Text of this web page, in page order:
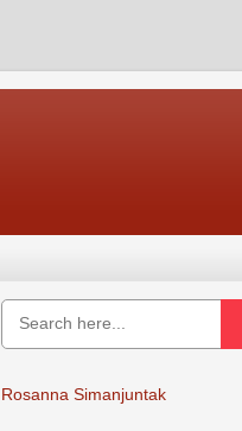
Rosanna Simanjuntak